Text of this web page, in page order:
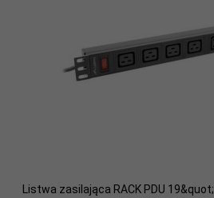
Listwa zasilająca RACK PDU